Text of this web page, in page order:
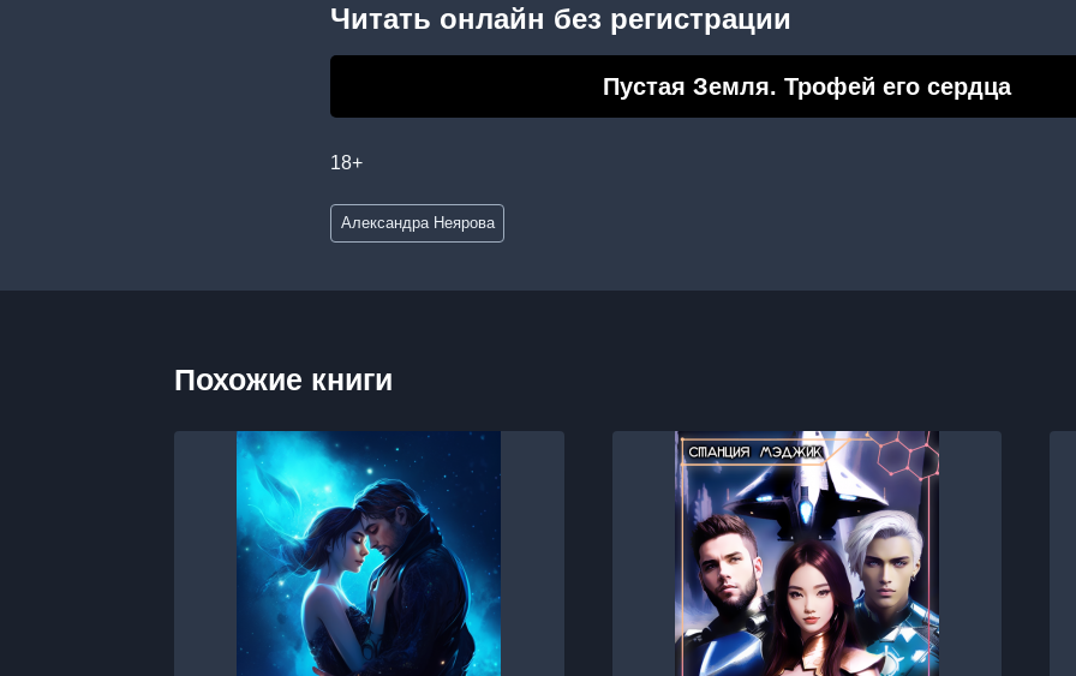
Читать онлайн без регистрации
Пустая Земля. Трофей его сердца
18+
Метки
записи:
Александра Неярова
Похожие книги